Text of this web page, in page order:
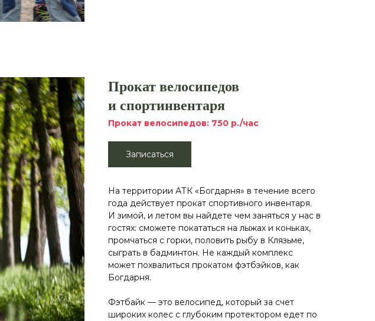
Прокат велосипедов
и спортинвентаря
Прокат велосипедов: 750 р./час
Записаться
На территории АТК «Богдарня» в течение всего
года действует прокат спортивного инвентаря.
И зимой, и летом вы найдете чем заняться у нас в
гостях: сможете покататься на лыжах и коньках,
промчаться с горки, половить рыбу в Клязьме,
сыграть в бадминтон. Не каждый комплекс
может похвалиться прокатом фэтбэйков, как
Богдарня.
Фэтбайк — это велосипед, который за счет
широких колес с глубоким протектором едет по